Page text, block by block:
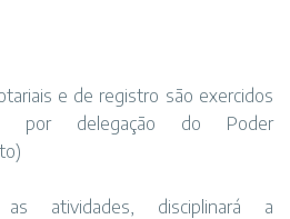
e de registro são exercidos
por delegação do Poder
atividades, disciplinará a